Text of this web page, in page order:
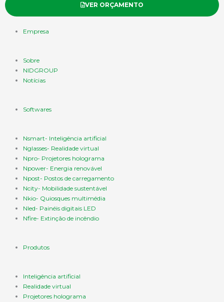
VER ORÇAMENTO
Empresa
Sobre
NIDGROUP
Notícias
Softwares
Nsmart- Inteligência artificial
Nglasses- Realidade virtual
Npro- Projetores holograma
Npower- Energia renovável
Npost- Postos de carregamento
Ncity- Mobilidade sustentável
Nkio- Quiosques multimédia
Nled- Painéis digitais LED
Nfire- Extinção de incêndio
Produtos
Inteligência artificial
Realidade virtual
Projetores holograma